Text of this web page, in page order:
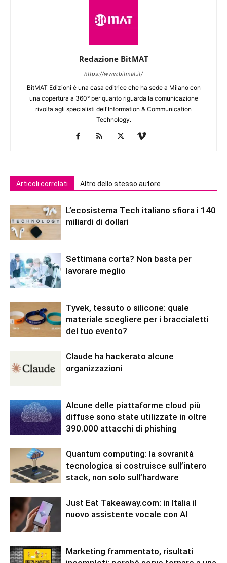
Redazione BitMAT
https://www.bitmat.it/
BitMAT Edizioni è una casa editrice che ha sede a Milano con
una copertura a 360° per quanto riguarda la comunicazione
rivolta agli specialisti dell'lnformation & Communication
Technology.
Articoli correlati Altro dello stesso autore
L’ecosistema Tech italiano sfiora i 140
miliardi di dollari
Settimana corta? Non basta per
lavorare meglio
Tyvek, tessuto o silicone: quale
materiale scegliere per i braccialetti
del tuo evento?
Claude ha hackerato alcune
organizzazioni
Alcune delle piattaforme cloud più
diffuse sono state utilizzate in oltre
390.000 attacchi di phishing
Quantum computing: la sovranità
tecnologica si costruisce sull’intero
stack, non solo sull’hardware
Just Eat Takeaway.com: in Italia il
nuovo assistente vocale con AI
Marketing frammentato, risultati